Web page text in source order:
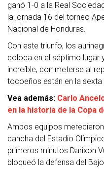
ganó 1-0 a la Real
la jornada 16 del torneo
Nacional de Honduras.
Con este triunfo, los
coloca en el séptimo lugar
increíble, con meterse al
tocoeños están en la
Vea además: Carlo
en la historia de la Copa
Ambos equipos
cancha del Estadio
primeros minutos Darixon
bloqueó la defensa del